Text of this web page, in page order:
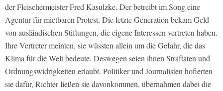
der Fleischermeister Fred Kasulzke. Der betreibt im Song eine
Agentur für mietbaren Protest. Die letzte Generation bekam Geld
von ausländischen Stiftungen, die eigene Interessen vertreten haben.
Ihre Vertreter meinten, sie wüssten allein um die Gefahr, die das
Klima für die Welt bedeute. Deswegen seien ihnen Straftaten und
Ordnungswidrigkeiten erlaubt. Politiker und Journalisten hofierten
sie dafür, Richter ließen sie davonkommen, übernahmen dabei die